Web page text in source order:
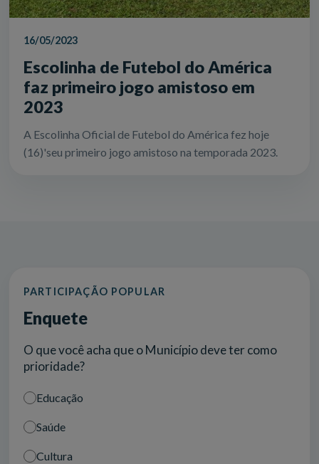
16/05/2023
Escolinha de Futebol do América
faz primeiro jogo amistoso em
2023
A Escolinha Oficial de Futebol do América fez hoje
(16)'seu primeiro jogo amistoso na temporada 2023.
PARTICIPAÇÃO POPULAR
Enquete
O que você acha que o Município deve ter como
prioridade?
Educação
Saúde
Cultura